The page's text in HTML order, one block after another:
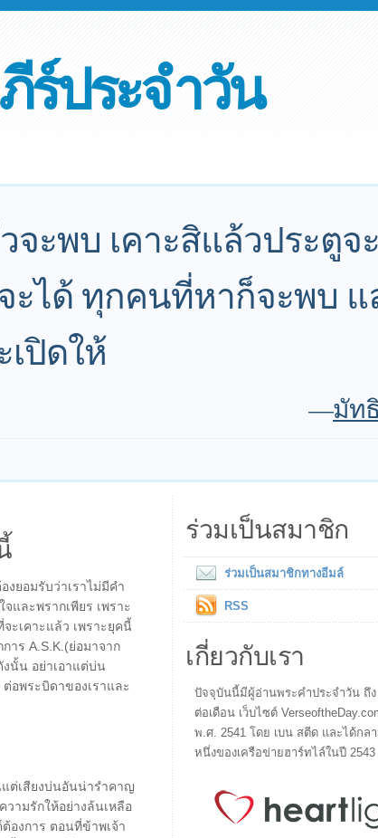
ร์ประจำวัน
ะพบ เคาะสิแล้วประตูจ
ะได้ ทุกคนที่หาก็จะพบ แ
ปิดให้
—มัท
งยอมรับว่าเราไม่มีคำ
และพรากเพียร เพราะ
ะเคาะแล้ว เพราะยุคนี้
าร A.S.K.(ย่อมาจาก
งนั้น อย่าเอาแต่บ่น
อพระบิดาของเราและ
แต่เสียงบ่นอันน่ารำคาญ
วามรักให้อย่างล้นเหลือ
องการ ตอนที่ข้าพเจ้า
ร่วมเป็นสมาชิก
ร่วมเป็นสมาชิกทางอีมล์
RSS
เกี่ยวกับเรา
ปัจจุบันนี้มีผู้อ่านพระคำประจำวัน ถึง
ต่อเดือน เว็บไซต์
พ.ศ. 2541 โดย เบน สตีด และได้กล
หนึ่งของเครือข่ายฮาร์ทไล์ในปี 2543